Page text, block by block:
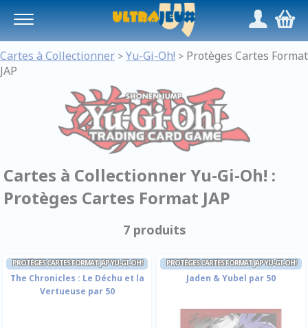
/,
Cartes à Collectionner > Yu-Gi-Oh! > Protèges Cartes Format
JAP
Cartes à Collectionner Yu-Gi-Oh! :
Protèges Cartes Format JAP
7 produits
PROTÈGES CARTES FORMAT JAP YU-GI-OH!
The Chronicles : Le Déchu et la
Vertueuse par 50
PROTÈGES CARTES FORMAT JAP YU-GI-OH!
Jaden & Yubel par 50